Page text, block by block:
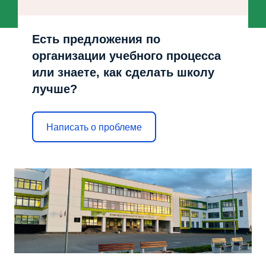
Есть предложения по
организации учебного процесса
или знаете, как сделать школу
лучше?
Написать о проблеме